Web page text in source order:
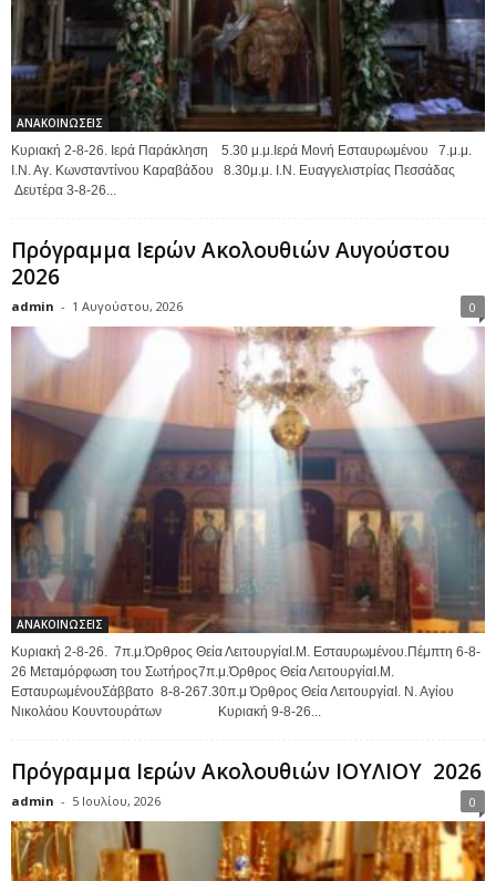
ΑΝΑΚΟΙΝΩΣΕΙΣ
Κυριακή 2-8-26. Ιερά Παράκληση 5.30 μ.μ.Ιερά Μονή Εσταυρωμένου 7.μ.μ.
Ι.Ν. Αγ. Κωνσταντίνου Καραβάδου 8.30μ.μ. Ι.Ν. Ευαγγελιστρίας Πεσσάδας
Δευτέρα 3-8-26...
Πρόγραμμα Ιερών Ακολουθιών Αυγούστου
2026
admin - 1 Αυγούστου, 2026 0
ΑΝΑΚΟΙΝΩΣΕΙΣ
Κυριακή 2-8-26. 7π.μ.Όρθρος Θεία ΛειτουργίαΙ.Μ. Εσταυρωμένου.Πέμπτη 6-8-
26 Μεταμόρφωση του Σωτήρος7π.μ.Όρθρος Θεία ΛειτουργίαΙ.Μ.
ΕσταυρωμένουΣάββατο 8-8-267.30π.μ Όρθρος Θεία ΛειτουργίαΙ. Ν. Αγίου
Νικολάου Κουντουράτων Κυριακή 9-8-26...
Πρόγραμμα Ιερών Ακολουθιών ΙΟΥΛΙΟΥ 2026
admin - 5 Ιουλίου, 2026 0